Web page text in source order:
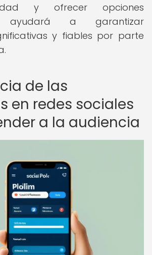
y ofrecer opciones
ayudará a garantizar
y fiables por parte
de las
en redes sociales
a la audiencia